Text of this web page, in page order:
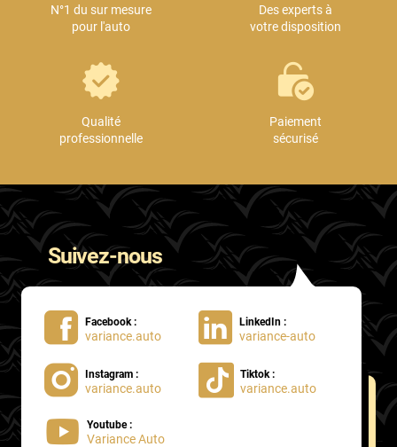
N°1 du sur mesure
pour l'auto
Des experts à
votre disposition
Qualité
professionnelle
Paiement
sécurisé
Suivez-nous
Facebook :
variance.auto
LinkedIn :
variance-auto
Instagram :
variance.auto
Tiktok :
variance.auto
Youtube :
Variance Auto